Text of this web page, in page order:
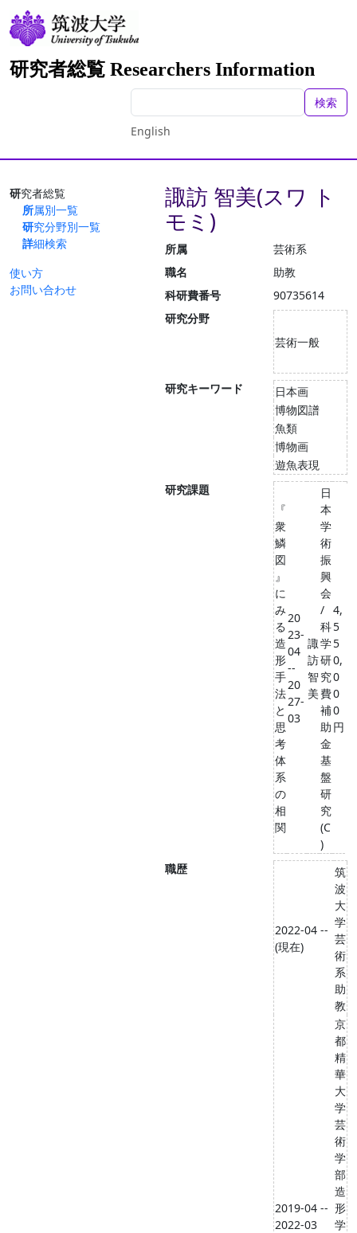
研究者総覧 Researchers Information
検索
English
研究者総覧
所属別一覧
研究分野別一覧
詳細検索
使い方
お問い合わせ
諏訪 智美(スワ ト
モミ)
所属
芸術系
職名
助教
科研費番号
90735614
研究分野
芸術一般
研究キーワード
日本画
博物図譜
魚類
博物画
遊魚表現
研究課題
『
衆
鱗
図
』
に
み
る
造
形
手
法
と
思
考
体
系
の
相
関
20
23-
04
--
20
27-
03
諏
訪
智
美
日
本
学
術
振
興
会
/
科
学
研
究
費
補
助
金
基
盤
研
究
(C
)
4,
5
5
0,
0
0
0
円
職歴
2022-04 --
(現在)
筑
波
大
学
芸
術
系
助
教
2019-04 --
2022-03
京
都
精
華
大
学
芸
術
学
部
造
形
学